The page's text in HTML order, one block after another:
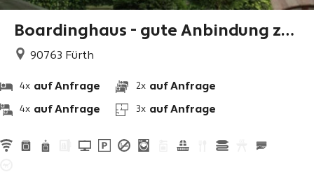
Boardinghaus - gute Anbindung zu
den Autobahnen
90763 Fürth
4x auf Anfrage
4x auf Anfrage
2x auf Anfrage
3x auf Anfrage